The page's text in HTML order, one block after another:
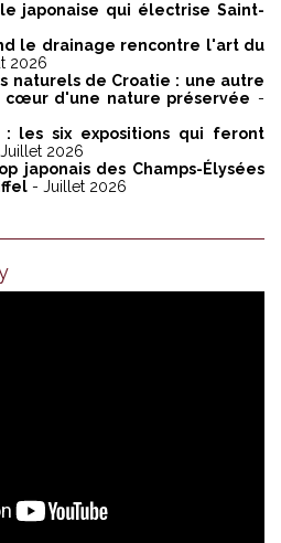
japonaise qui électrise Saint-
le drainage rencontre l'art du
2026
naturels de Croatie : une autre
cœur d'une nature préservée -
: les six expositions qui feront
2026
japonais des Champs-Élysées
- Juillet 2026